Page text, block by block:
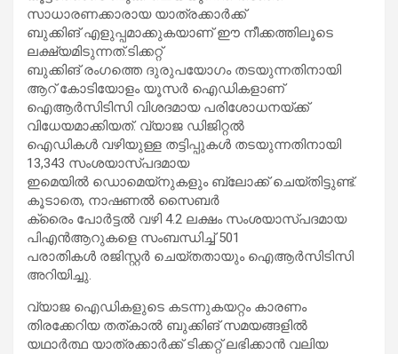
സാധാരണക്കാരായ യാത്രക്കാർക്ക്
ബുക്കിങ് എളുപ്പമാക്കുകയാണ് ഈ നീക്കത്തിലൂടെ
ലക്ഷ്യമിടുന്നത്.ടിക്കറ്റ്
ബുക്കിങ് രംഗത്തെ ദുരുപയോഗം തടയുന്നതിനായി
ആറ് കോടിയോളം യൂസർ ഐഡികളാണ്
ഐആർസിടിസി വിശദമായ പരിശോധനയ്‌ക്ക്
വിധേയമാക്കിയത്. വ്യാജ ഡിജിറ്റല്‍
ഐഡികള്‍ വഴിയുള്ള തട്ടിപ്പുകള്‍ തടയുന്നതിനായി
13,343 സംശയാസ്പദമായ
ഇമെയില്‍ ഡൊമെയ്നുകളും ബ്ലോക്ക് ചെയ്തിട്ടുണ്ട്.
കൂടാതെ, നാഷണല്‍ സൈബർ
ക്രൈം പോർട്ടല്‍ വഴി 4.2 ലക്ഷം സംശയാസ്പദമായ
പിഎൻആറുകളെ സംബന്ധിച്ച്‌ 501
പരാതികള്‍ രജിസ്റ്റർ ചെയ്തതായും ഐആർസിടിസി
അറിയിച്ചു.
വ്യാജ ഐഡികളുടെ കടന്നുകയറ്റം കാരണം
തിരക്കേറിയ തത്കാല്‍ ബുക്കിങ് സമയങ്ങളില്‍
യഥാർത്ഥ യാത്രക്കാർക്ക് ടിക്കറ്റ് ലഭിക്കാൻ വലിയ